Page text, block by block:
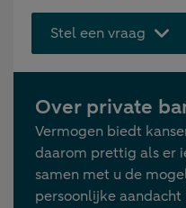
Stel een vraag
Over private
Vermogen biedt
daarom prettig als er
samen met u de
persoonlijke